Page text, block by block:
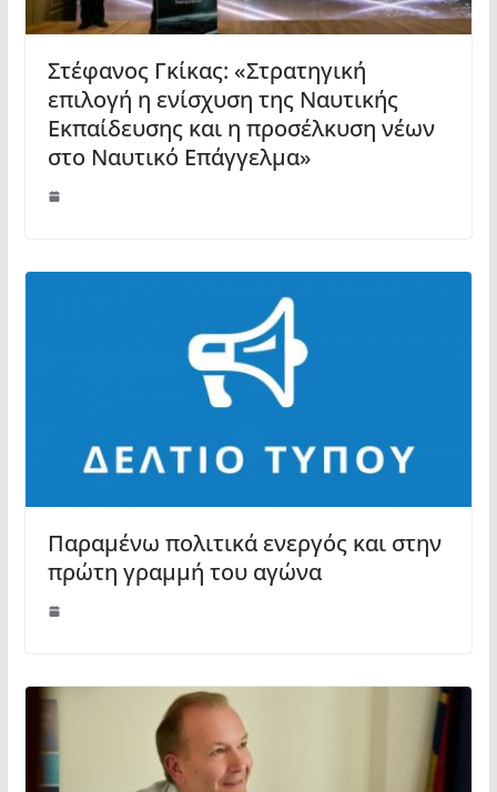
Στέφανος Γκίκας: «Στρατηγική
επιλογή η ενίσχυση της Ναυτικής
Εκπαίδευσης και η προσέλκυση νέων
στο Ναυτικό Επάγγελμα»
Παραμένω πολιτικά ενεργός και στην
πρώτη γραμμή του αγώνα